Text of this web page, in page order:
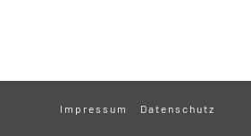
Impressum Datenschutz